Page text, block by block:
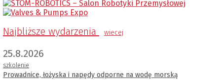
Najbliższe wydarzenia wiecej
25.8.2026
szkolenie
Prowadnice, łożyska i napędy odporne na wodę morską